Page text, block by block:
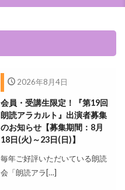
2026年8月4日
会員・受講生限定！『第19回
朗読アラカルト』出演者募集
のお知らせ【募集期間：8月
18日(火)～23日(日)】
毎年ご好評いただいている朗読
会「朗読アラ[…]